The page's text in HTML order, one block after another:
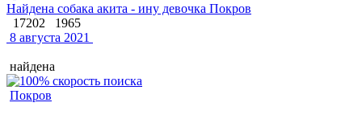
Найдена собака акита - ину девочка Покров
17202
1965
8 августа 2021
найдена
Покров